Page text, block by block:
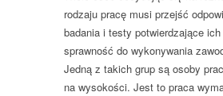
rodzaju pracę musi przejść
badania i testy potwierdzające ich
sprawność do wykonywania
Jedną z takich grup są osoby
na wysokości. Jest to praca